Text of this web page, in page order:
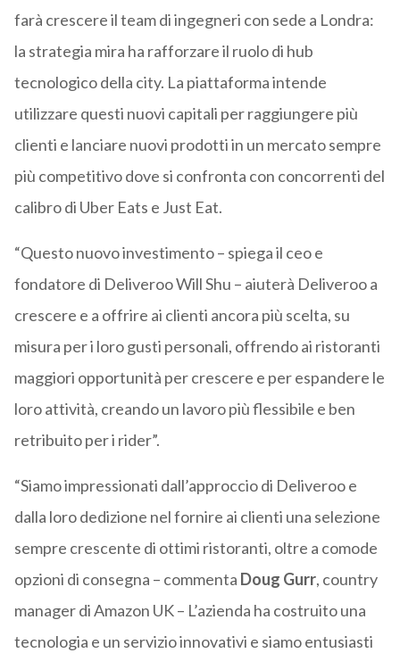
farà crescere il team di ingegneri con sede a Londra:
la strategia mira ha rafforzare il ruolo di hub
tecnologico della city. La piattaforma intende
utilizzare questi nuovi capitali per raggiungere più
clienti e lanciare nuovi prodotti in un mercato sempre
più competitivo dove si confronta con concorrenti del
calibro di Uber Eats e Just Eat.
“Questo nuovo investimento – spiega il ceo e
fondatore di Deliveroo Will Shu – aiuterà Deliveroo a
crescere e a offrire ai clienti ancora più scelta, su
misura per i loro gusti personali, offrendo ai ristoranti
maggiori opportunità per crescere e per espandere le
loro attività, creando un lavoro più flessibile e ben
retribuito per i rider”.
“Siamo impressionati dall’approccio di Deliveroo e
dalla loro dedizione nel fornire ai clienti una selezione
sempre crescente di ottimi ristoranti, oltre a comode
opzioni di consegna – commenta Doug Gurr, country
manager di Amazon UK – L’azienda ha costruito una
tecnologia e un servizio innovativi e siamo entusiasti